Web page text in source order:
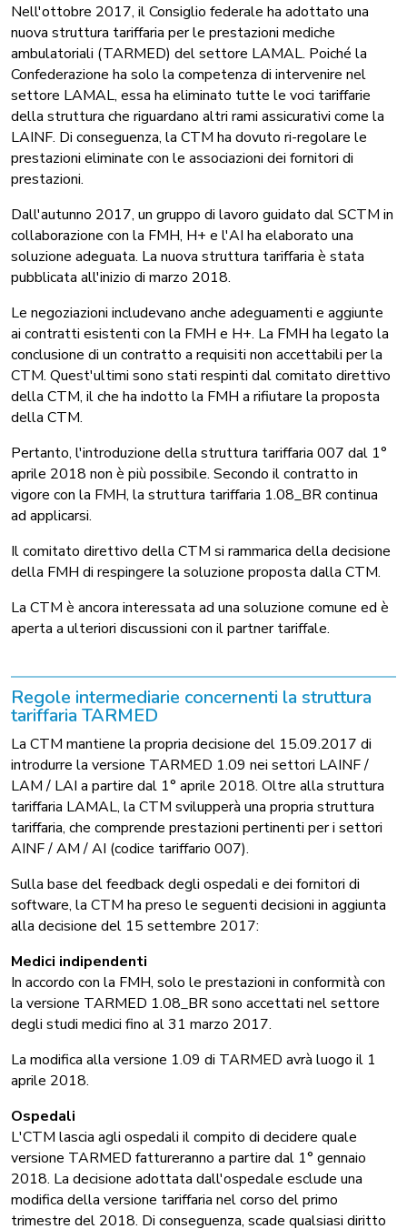
Nell'ottobre 2017, il Consiglio federale ha adottato una
nuova struttura tariffaria per le prestazioni mediche
ambulatoriali (TARMED) del settore LAMAL. Poiché la
Confederazione ha solo la competenza di intervenire nel
settore LAMAL, essa ha eliminato tutte le voci tariffarie
della struttura che riguardano altri rami assicurativi come la
LAINF. Di conseguenza, la CTM ha dovuto ri-regolare le
prestazioni eliminate con le associazioni dei fornitori di
prestazioni.
Dall'autunno 2017, un gruppo di lavoro guidato dal SCTM in
collaborazione con la FMH, H+ e l'AI ha elaborato una
soluzione adeguata. La nuova struttura tariffaria è stata
pubblicata all'inizio di marzo 2018.
Le negoziazioni includevano anche adeguamenti e aggiunte
ai contratti esistenti con la FMH e H+. La FMH ha legato la
conclusione di un contratto a requisiti non accettabili per la
CTM. Quest'ultimi sono stati respinti dal comitato direttivo
della CTM, il che ha indotto la FMH a rifiutare la proposta
della CTM.
Pertanto, l'introduzione della struttura tariffaria 007 dal 1°
aprile 2018 non è più possibile. Secondo il contratto in
vigore con la FMH, la struttura tariffaria 1.08_BR continua
ad applicarsi.
Il comitato direttivo della CTM si rammarica della decisione
della FMH di respingere la soluzione proposta dalla CTM.
La CTM è ancora interessata ad una soluzione comune ed è
aperta a ulteriori discussioni con il partner tariffale.
Regole intermediarie concernenti la struttura
tariffaria TARMED
La CTM mantiene la propria decisione del 15.09.2017 di
introdurre la versione TARMED 1.09 nei settori LAINF /
LAM / LAI a partire dal 1° aprile 2018. Oltre alla struttura
tariffaria LAMAL, la CTM svilupperà una propria struttura
tariffaria, che comprende prestazioni pertinenti per i settori
AINF / AM / AI (codice tariffario 007).
Sulla base del feedback degli ospedali e dei fornitori di
software, la CTM ha preso le seguenti decisioni in aggiunta
alla decisione del 15 settembre 2017:
Medici indipendenti
In accordo con la FMH, solo le prestazioni in conformità con
la versione TARMED 1.08_BR sono accettati nel settore
degli studi medici fino al 31 marzo 2017.
La modifica alla versione 1.09 di TARMED avrà luogo il 1
aprile 2018.
Ospedali
L'CTM lascia agli ospedali il compito di decidere quale
versione TARMED fattureranno a partire dal 1° gennaio
2018. La decisione adottata dall'ospedale esclude una
modifica della versione tariffaria nel corso del primo
trimestre del 2018. Di conseguenza, scade qualsiasi diritto